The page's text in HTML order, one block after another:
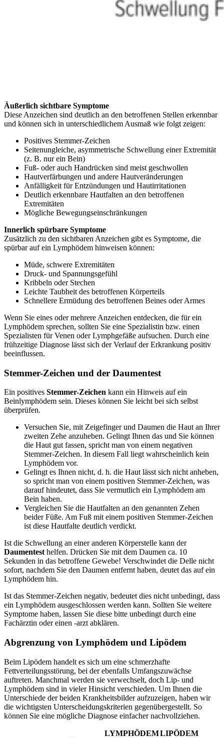
Äußerlich sichtbare Symptome
Diese Anzeichen sind deutlich an den betroffenen Stellen erkennbar
und können sich in unterschiedlichem Ausmaß wie folgt zeigen:
Positives Stemmer-Zeichen
Seitenungleiche, asymmetrische Schwellung einer Extremität
(z. B. nur ein Bein)
Fuß- oder auch Handrücken sind meist geschwollen
Hautverfärbungen und andere Hautveränderungen
Anfälligkeit für Entzündungen und Hautirritationen
Deutlich erkennbare Hautfalten an den betroffenen
Extremitäten
Mögliche Bewegungseinschränkungen
Innerlich spürbare Symptome
Zusätzlich zu den sichtbaren Anzeichen gibt es Symptome, die
spürbar auf ein Lymphödem hinweisen können:
Müde, schwere Extremitäten
Druck- und Spannungsgefühl
Kribbeln oder Stechen
Leichte Taubheit des betroffenen Körperteils
Schnellere Ermüdung des betroffenen Beines oder Armes
Wenn Sie eines oder mehrere Anzeichen entdecken, die für ein
Lymphödem sprechen, sollten Sie eine Spezialistin bzw. einen
Spezialisten für Venen oder Lymphgefäße aufsuchen. Durch eine
frühzeitige Diagnose lässt sich der Verlauf der Erkrankung positiv
beeinflussen.
Stemmer-Zeichen und der Daumentest
Ein positives Stemmer-Zeichen kann ein Hinweis auf ein
Beinlymphödem sein. Dieses können Sie leicht bei sich selbst
überprüfen.
Versuchen Sie, mit Zeigefinger und Daumen die Haut an Ihrer
zweiten Zehe anzuheben. Gelingt Ihnen das und Sie können
die Haut gut fassen, spricht man von einem negativen
Stemmer-Zeichen. In diesem Fall liegt wahrscheinlich kein
Lymphödem vor.
Gelingt es Ihnen nicht, d. h. die Haut lässt sich nicht anheben,
so spricht man von einem positiven Stemmer-Zeichen, was
darauf hindeutet, dass Sie vermutlich ein Lymphödem am
Bein haben.
Vergleichen Sie die Hautfalten an den genannten Zehen
beider Füße. Am Fuß mit einem positiven Stemmer-Zeichen
ist diese Hautfalte deutlich verdickt.
Ist die Schwellung an einer anderen Körperstelle kann der
Daumentesthelfen. Drücken Sie mit dem Daumen ca. 10
Sekunden in das betroffene Gewebe! Verschwindet die Delle nicht
sofort, nachdem Sie den Daumen entfernt haben, deutet das auf ein
Lymphödem hin.
Ist das Stemmer-Zeichen negativ, bedeutet dies nicht unbedingt, dass
ein Lymphödem ausgeschlossen werden kann. Sollten Sie weitere
Symptome haben, lassen Sie diese bitte unbedingt durch eine
Fachärztin oder einen -arzt abklären.
Abgrenzung von Lymphödem und Lipödem
Beim Lipödem handelt es sich um eine schmerzhafte
Fettverteilungsstörung, bei der ebenfalls Umfangszuwächse
auftreten. Manchmal werden sie verwechselt, doch Lip- und
Lymphödem sind in vieler Hinsicht verschieden. Um Ihnen die
Unterschiede der beiden Krankheitsbilder aufzuzeigen, haben wir
die wichtigsten Unterscheidungskriterien gegenübergestellt. So
können Sie eine mögliche Diagnose einfacher nachvollziehen.
LYMPHÖDEMLIPÖDEM